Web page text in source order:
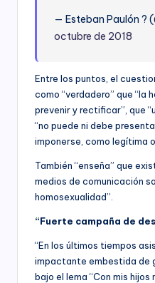
— Esteban Paulón ?
octubre de 2018
Entre los puntos, el
como “verdadero” que “la
prevenir y rectificar”, que
“no puede ni debe
imponerse, como legítima
También “enseña” que
medios de comunicación
homosexualidad”.
“Fuerte campaña de
“En los últimos tiempos
impactante embestida de
bajo el lema “Con mis